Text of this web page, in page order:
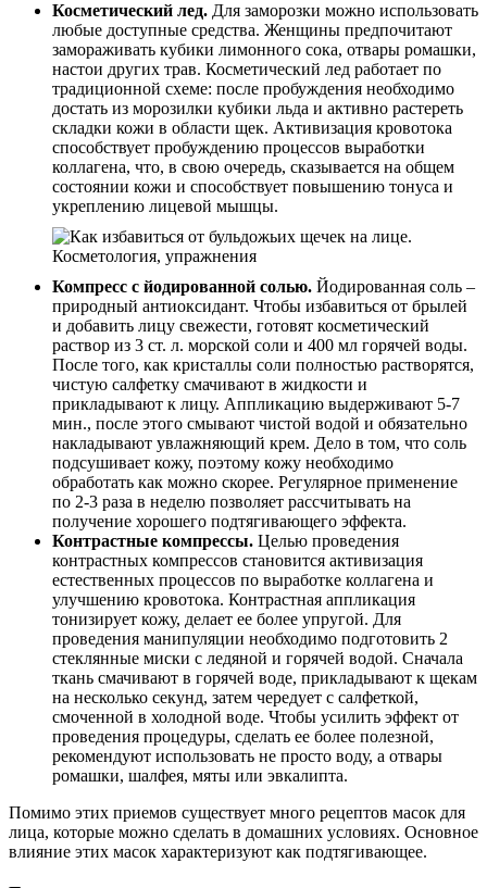
Косметический лед. Для заморозки можно использовать
любые доступные средства. Женщины предпочитают
замораживать кубики лимонного сока, отвары ромашки,
настои других трав. Косметический лед работает по
традиционной схеме: после пробуждения необходимо
достать из морозилки кубики льда и активно растереть
складки кожи в области щек. Активизация кровотока
способствует пробуждению процессов выработки
коллагена, что, в свою очередь, сказывается на общем
состоянии кожи и способствует повышению тонуса и
укреплению лицевой мышцы.
Компресс с йодированной солью. Йодированная соль –
природный антиоксидант. Чтобы избавиться от брылей
и добавить лицу свежести, готовят косметический
раствор из 3 ст. л. морской соли и 400 мл горячей воды.
После того, как кристаллы соли полностью растворятся,
чистую салфетку смачивают в жидкости и
прикладывают к лицу. Аппликацию выдерживают 5-7
мин., после этого смывают чистой водой и обязательно
накладывают увлажняющий крем. Дело в том, что соль
подсушивает кожу, поэтому кожу необходимо
обработать как можно скорее. Регулярное применение
по 2-3 раза в неделю позволяет рассчитывать на
получение хорошего подтягивающего эффекта.
Контрастные компрессы. Целью проведения
контрастных компрессов становится активизация
естественных процессов по выработке коллагена и
улучшению кровотока. Контрастная аппликация
тонизирует кожу, делает ее более упругой. Для
проведения манипуляции необходимо подготовить 2
стеклянные миски с ледяной и горячей водой. Сначала
ткань смачивают в горячей воде, прикладывают к щекам
на несколько секунд, затем чередует с салфеткой,
смоченной в холодной воде. Чтобы усилить эффект от
проведения процедуры, сделать ее более полезной,
рекомендуют использовать не просто воду, а отвары
ромашки, шалфея, мяты или эвкалипта.
Помимо этих приемов существует много рецептов масок для
лица, которые можно сделать в домашних условиях. Основное
влияние этих масок характеризуют как подтягивающее.